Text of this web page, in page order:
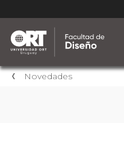
Novedades